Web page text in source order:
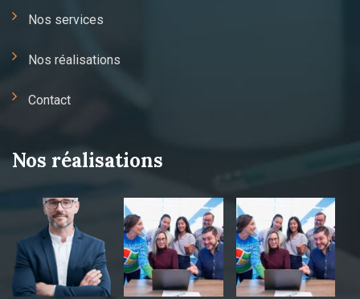
Nos services
Nos réalisations
Contact
Nos réalisations